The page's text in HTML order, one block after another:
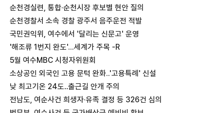
순천경실련, 통합·순천시장 후보별 현안 질의
순천경찰서 소속 경찰 광주서 음주운전 적발
국민권익위, 여수에서 '달리는 신문고' 운영
'해조류 1번지 완도'...세계가 주목 -R
5월 여수MBC 시청자위원회
소상공인 외국인 고용 문턱 완화..'고용특례' 신설
낮 최고기온 24도‥출근길 안개 주의
전남도, 여순사건 희생자·유족 결정 등 326건 심의